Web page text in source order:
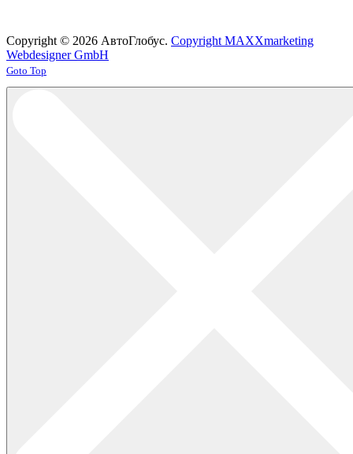
Copyright © 2026 АвтоГлобус. Copyright MAXXmarketing
Webdesigner GmbH
Joomla! 3 Templates
Goto Top